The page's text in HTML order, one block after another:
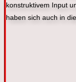
konstruktivem Input
haben sich auch in